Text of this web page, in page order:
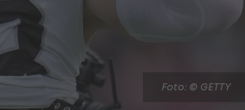
Foto: © GETTY